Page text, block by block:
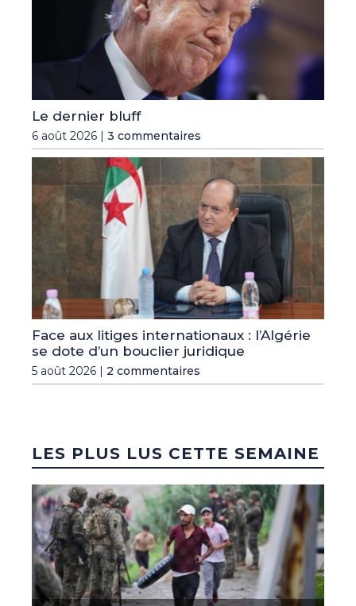
Le dernier bluff
6 août 2026 | 3 commentaires
Face aux litiges internationaux : l’Algérie
se dote d’un bouclier juridique
5 août 2026 | 2 commentaires
LES PLUS LUS CETTE SEMAINE